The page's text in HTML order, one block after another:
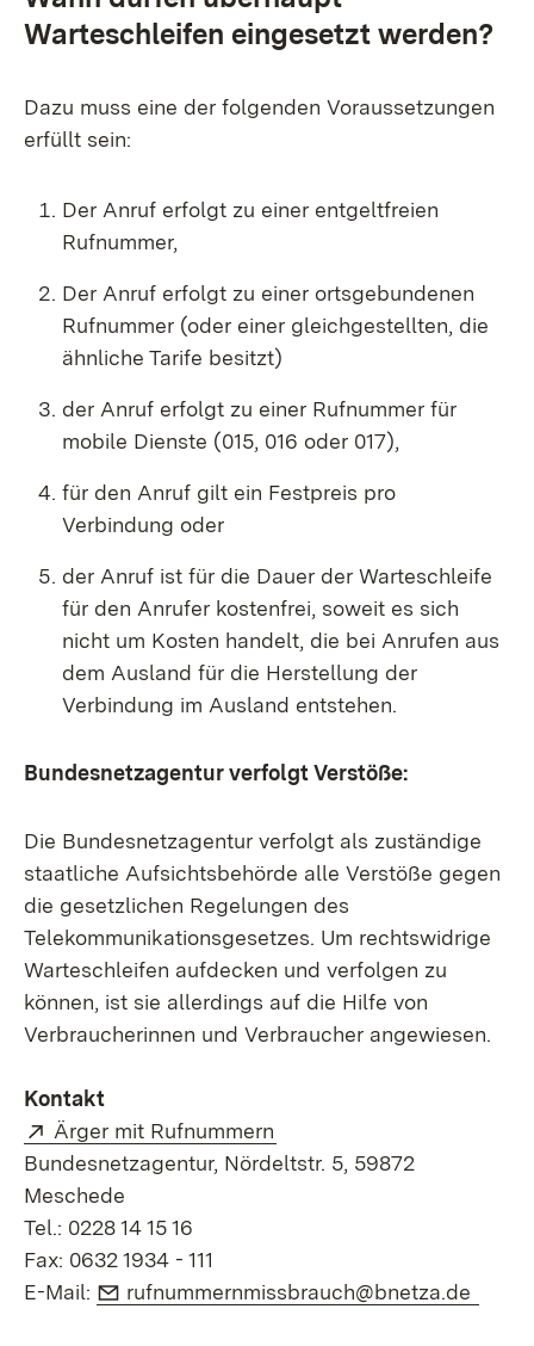
Warteschleifen eingesetzt werden?
Dazu muss eine der folgenden Voraussetzungen
erfüllt sein:
Der Anruf erfolgt zu einer entgeltfreien
Rufnummer,
Der Anruf erfolgt zu einer ortsgebundenen
Rufnummer (oder einer gleichgestellten, die
ähnliche Tarife besitzt)
der Anruf erfolgt zu einer Rufnummer für
mobile Dienste (015, 016 oder 017),
für den Anruf gilt ein Festpreis pro
Verbindung oder
der Anruf ist für die Dauer der Warteschleife
für den Anrufer kostenfrei, soweit es sich
nicht um Kosten handelt, die bei Anrufen aus
dem Ausland für die Herstellung der
Verbindung im Ausland entstehen.
Bundesnetzagentur verfolgt Verstöße:
Die Bundesnetzagentur verfolgt als zuständige
staatliche Aufsichtsbehörde alle Verstöße gegen
die gesetzlichen Regelungen des
Telekommunikationsgesetzes. Um rechtswidrige
Warteschleifen aufdecken und verfolgen zu
können, ist sie allerdings auf die Hilfe von
Verbraucherinnen und Verbraucher angewiesen.
Kontakt
Extern:
Ärger mit Rufnummern
Bundesnetzagentur, Nördeltstr. 5, 59872
Meschede
Tel.: 0228 14 15 16
Fax: 0632 1934 - 111
E-Mail:
E-Mail:
rufnummernmissbrauch@bnetza.de